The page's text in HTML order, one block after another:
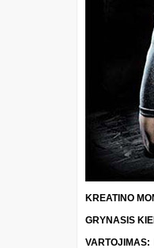
KREATINO
GRYNASIS
VARTOJIMAS: